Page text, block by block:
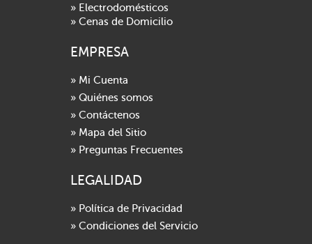
» Electrodomésticos
» Cenas de Domicilio
EMPRESA
» Mi Cuenta
» Quiénes somos
» Contáctenos
» Mapa del Sitio
» Preguntas Frecuentes
LEGALIDAD
» Política de Privacidad
» Condiciones del Servicio